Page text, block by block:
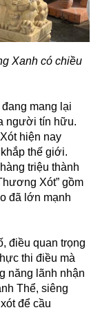
Xanh có chiều
mang lại
người tín hữu.
hiện nay
thế giới.
triệu thành
Xót” gồm
đã lớn mạnh
điều quan trọng
thi điều mà
năng lãnh nhận
Thể, siêng
để cầu